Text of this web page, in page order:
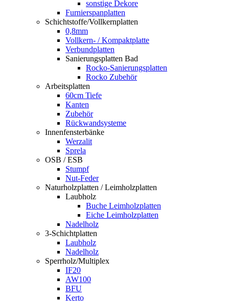
sonstige Dekore
Furnierspanplatten
Schichtstoffe/Vollkernplatten
0,8mm
Vollkern- / Kompaktplatte
Verbundplatten
Sanierungsplatten Bad
Rocko-Sanierungsplatten
Rocko Zubehör
Arbeitsplatten
60cm Tiefe
Kanten
Zubehör
Rückwandsysteme
Innenfensterbänke
Werzalit
Sprela
OSB / ESB
Stumpf
Nut-Feder
Naturholzplatten / Leimholzplatten
Laubholz
Buche Leimholzplatten
Eiche Leimholzplatten
Nadelholz
3-Schichtplatten
Laubholz
Nadelholz
Sperrholz/Multiplex
IF20
AW100
BFU
Kerto